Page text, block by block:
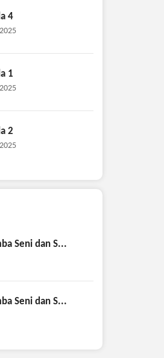
4
1
2
Seni dan S...
Seni dan S...